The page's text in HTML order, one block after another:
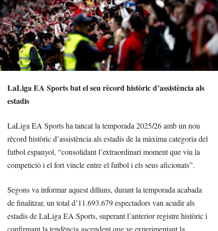
LaLiga EA Sports bat el seu rècord històric d’assistència als
estadis
LaLiga EA Sports ha tancat la temporada 2025/26 amb un nou
rècord històric d’assistència als estadis de la màxima categoria del
futbol espanyol, “consolidant l’extraordinari moment que viu la
competició i el fort vincle entre el futbol i els seus aficionats”.
Segons va informar aquest dilluns, durant la temporada acabada
de finalitzar, un total d’11.693.679 espectadors van acudir als
estadis de LaLiga EA Sports, superant l’anterior registre històric i
confirmant la tendència ascendent que ve experimentant la